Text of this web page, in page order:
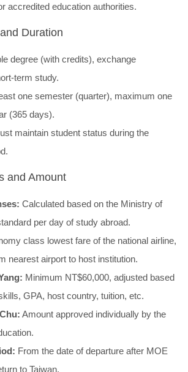
accredited education authorities.
Duration
degree (with credits), exchange
term study.
one semester (quarter), maximum one
(365 days).
maintain student status during the
and Amount
Calculated based on the Ministry of
per day of study abroad.
class lowest fare of the national airline,
nearest airport to host institution.
: Minimum NT$60,000, adjusted based
GPA, host country, tuition, etc.
: Amount approved individually by the
From the date of departure after MOE
to Taiwan.